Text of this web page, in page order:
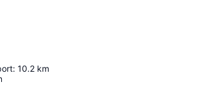
: 10.2 km